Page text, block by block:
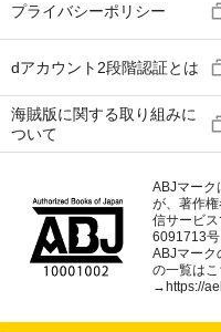
プライバシーポリシー
dアカウント2段階認証とは
海賊版に関する取り組みに
ついて
ABJマーク
が、著作
信サービ
6091713号
ABJマーク
の一覧はこ
→https://